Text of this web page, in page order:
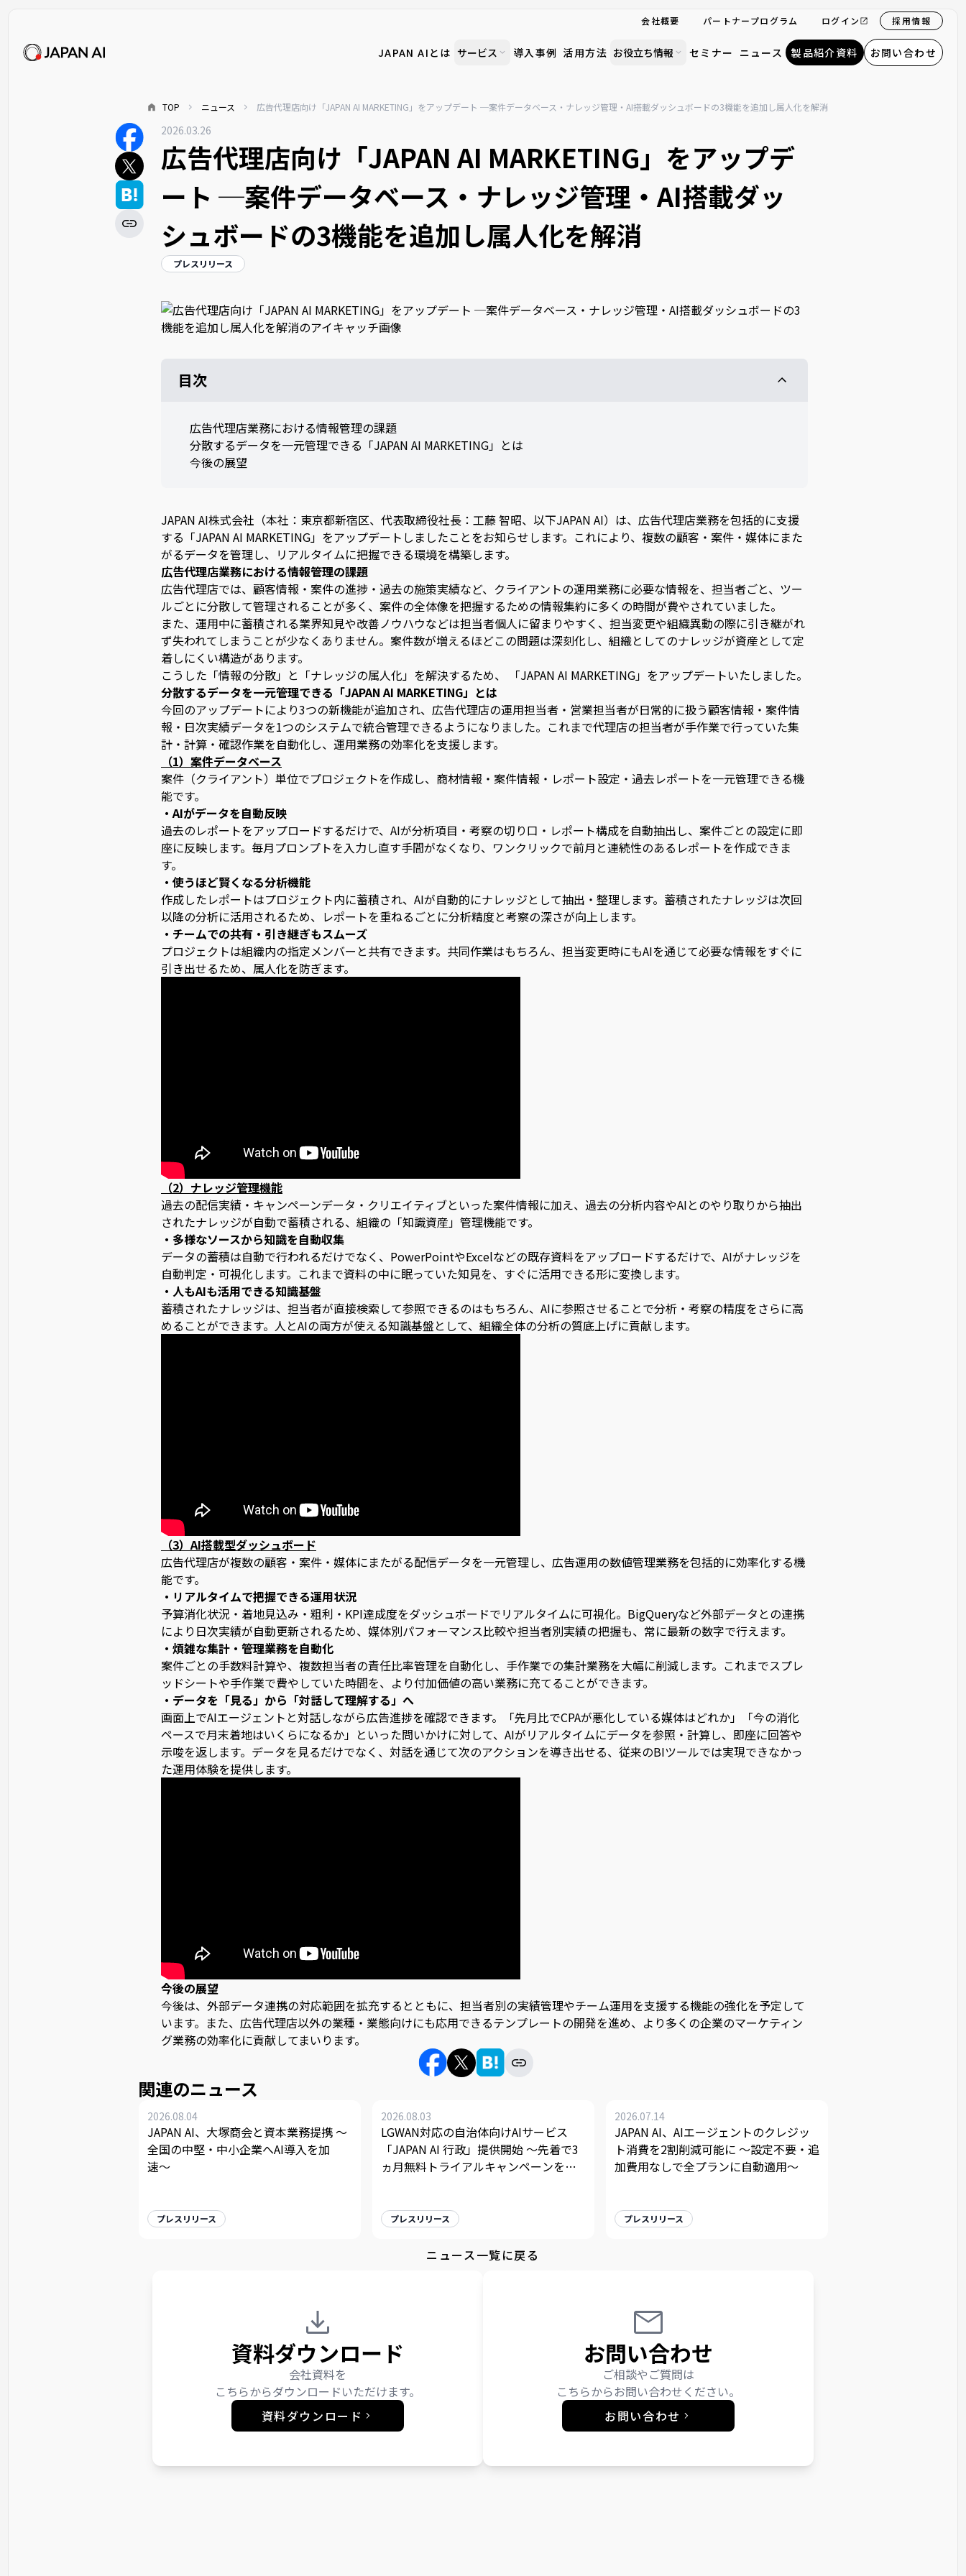
会社概要 パートナープログラム ログイン 採用情報
JAPAN AIとは サービス 導入事例 活用方法 お役立ち情報 セミナー ニュース 製品紹介資料 お問い合わせ
TOP ニュース 広告代理店向け「JAPAN AI MARKETING」をアップデート ─案件データベース・ナレッジ管理・AI搭載ダッシュボードの3機能を追加し属人化を解消
2026.03.26
広告代理店向け「JAPAN AI MARKETING」をアップデ
ート ─案件データベース・ナレッジ管理・AI搭載ダッ
シュボードの3機能を追加し属人化を解消
プレスリリース
目次
広告代理店業務における情報管理の課題
分散するデータを一元管理できる「JAPAN AI MARKETING」とは
今後の展望
JAPAN AI株式会社（本社：東京都新宿区、代表取締役社長：工藤 智昭、以下JAPAN AI）は、広告代理店業務を包括的に支援
する「JAPAN AI MARKETING」をアップデートしましたことをお知らせします。これにより、複数の顧客・案件・媒体にまた
がるデータを管理し、リアルタイムに把握できる環境を構築します。
広告代理店業務における情報管理の課題
広告代理店では、顧客情報・案件の進捗・過去の施策実績など、クライアントの運用業務に必要な情報を、担当者ごと、ツー
ルごとに分散して管理されることが多く、案件の全体像を把握するための情報集約に多くの時間が費やされていました。
また、運用中に蓄積される業界知見や改善ノウハウなどは担当者個人に留まりやすく、担当変更や組織異動の際に引き継がれ
ず失われてしまうことが少なくありません。案件数が増えるほどこの問題は深刻化し、組織としてのナレッジが資産として定
着しにくい構造があります。
こうした「情報の分散」と「ナレッジの属人化」を解決するため、 「JAPAN AI MARKETING」をアップデートいたしました。
分散するデータを一元管理できる「JAPAN AI MARKETING」とは
今回のアップデートにより3つの新機能が追加され、広告代理店の運用担当者・営業担当者が日常的に扱う顧客情報・案件情
報・日次実績データを1つのシステムで統合管理できるようになりました。これまで代理店の担当者が手作業で行っていた集
計・計算・確認作業を自動化し、運用業務の効率化を支援します。
（1）案件データベース
案件（クライアント）単位でプロジェクトを作成し、商材情報・案件情報・レポート設定・過去レポートを一元管理できる機
能です。
・AIがデータを自動反映
過去のレポートをアップロードするだけで、AIが分析項目・考察の切り口・レポート構成を自動抽出し、案件ごとの設定に即
座に反映します。毎月プロンプトを入力し直す手間がなくなり、ワンクリックで前月と連続性のあるレポートを作成できま
す。
・使うほど賢くなる分析機能
作成したレポートはプロジェクト内に蓄積され、AIが自動的にナレッジとして抽出・整理します。蓄積されたナレッジは次回
以降の分析に活用されるため、レポートを重ねるごとに分析精度と考察の深さが向上します。
・チームでの共有・引き継ぎもスムーズ
プロジェクトは組織内の指定メンバーと共有できます。共同作業はもちろん、担当変更時にもAIを通じて必要な情報をすぐに
引き出せるため、属人化を防ぎます。
（2）ナレッジ管理機能
過去の配信実績・キャンペーンデータ・クリエイティブといった案件情報に加え、過去の分析内容やAIとのやり取りから抽出
されたナレッジが自動で蓄積される、組織の「知識資産」管理機能です。
・多様なソースから知識を自動収集
データの蓄積は自動で行われるだけでなく、PowerPointやExcelなどの既存資料をアップロードするだけで、AIがナレッジを
自動判定・可視化します。これまで資料の中に眠っていた知見を、すぐに活用できる形に変換します。
・人もAIも活用できる知識基盤
蓄積されたナレッジは、担当者が直接検索して参照できるのはもちろん、AIに参照させることで分析・考察の精度をさらに高
めることができます。人とAIの両方が使える知識基盤として、組織全体の分析の質底上げに貢献します。
（3）AI搭載型ダッシュボード
広告代理店が複数の顧客・案件・媒体にまたがる配信データを一元管理し、広告運用の数値管理業務を包括的に効率化する機
能です。
・リアルタイムで把握できる運用状況
予算消化状況・着地見込み・粗利・KPI達成度をダッシュボードでリアルタイムに可視化。BigQueryなど外部データとの連携
により日次実績が自動更新されるため、媒体別パフォーマンス比較や担当者別実績の把握も、常に最新の数字で行えます。
・煩雑な集計・管理業務を自動化
案件ごとの手数料計算や、複数担当者の責任比率管理を自動化し、手作業での集計業務を大幅に削減します。これまでスプレ
ッドシートや手作業で費やしていた時間を、より付加価値の高い業務に充てることができます。
・データを「見る」から「対話して理解する」へ
画面上でAIエージェントと対話しながら広告進捗を確認できます。「先月比でCPAが悪化している媒体はどれか」「今の消化
ペースで月末着地はいくらになるか」といった問いかけに対して、AIがリアルタイムにデータを参照・計算し、即座に回答や
示唆を返します。データを見るだけでなく、対話を通じて次のアクションを導き出せる、従来のBIツールでは実現できなかっ
た運用体験を提供します。
今後の展望
今後は、外部データ連携の対応範囲を拡充するとともに、担当者別の実績管理やチーム運用を支援する機能の強化を予定して
います。また、広告代理店以外の業種・業態向けにも応用できるテンプレートの開発を進め、より多くの企業のマーケティン
グ業務の効率化に貢献してまいります。
関連のニュース
2026.08.04
JAPAN AI、大塚商会と資本業務提携 〜
全国の中堅・中小企業へAI導入を加
速〜
プレスリリース
2026.08.03
LGWAN対応の自治体向けAIサービス
「JAPAN AI 行政」提供開始 〜先着で3
ヵ月無料トライアルキャンペーンを実
プレスリリース
2026.07.14
JAPAN AI、AIエージェントのクレジッ
ト消費を2割削減可能に 〜設定不要・追
加費用なしで全プランに自動適用〜
プレスリリース
ニュース一覧に戻る
資料ダウンロード
会社資料を
こちらからダウンロードいただけます。
資料ダウンロード
お問い合わせ
ご相談やご質問は
こちらからお問い合わせください。
お問い合わせ